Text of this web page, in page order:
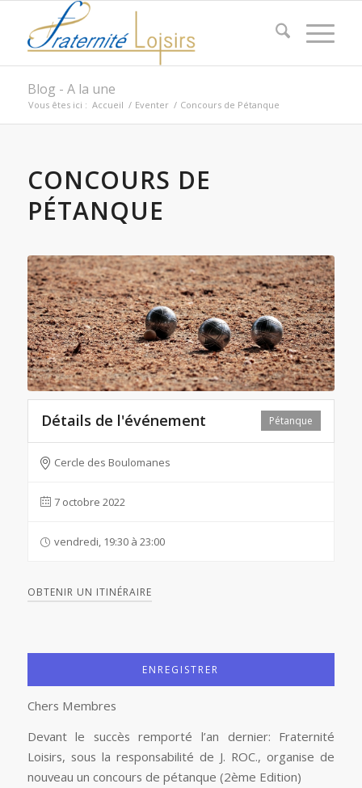
Blog - A la une
Vous êtes ici : Accueil / Eventer / Concours de Pétanque
CONCOURS DE
PÉTANQUE
Pétanque
Détails de l'événement
Cercle des Boulomanes
7 octobre 2022
vendredi, 19:30 à 23:00
OBTENIR UN ITINÉRAIRE
ENREGISTRER
Chers Membres
Devant le succès remporté l’an dernier: Fraternité
Loisirs, sous la responsabilité de J. ROC., organise de
nouveau un concours de pétanque (2ème Edition)